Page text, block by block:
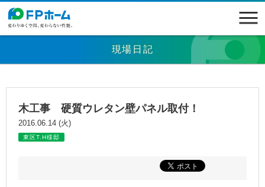
現場日記
木工事 硬質ウレタン壁パネル取付！
2016.06.14 (火)
東区T.H様邸